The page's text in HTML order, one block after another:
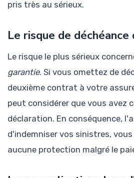
pris très au sérieux.
Le risque de
Le risque le plus sérieux
garantie. Si vous omettez de
deuxième contrat à votre
peut considérer que vous avez
déclaration. En conséquence,
d'indemniser vos sinistres,
aucune protection malgré le